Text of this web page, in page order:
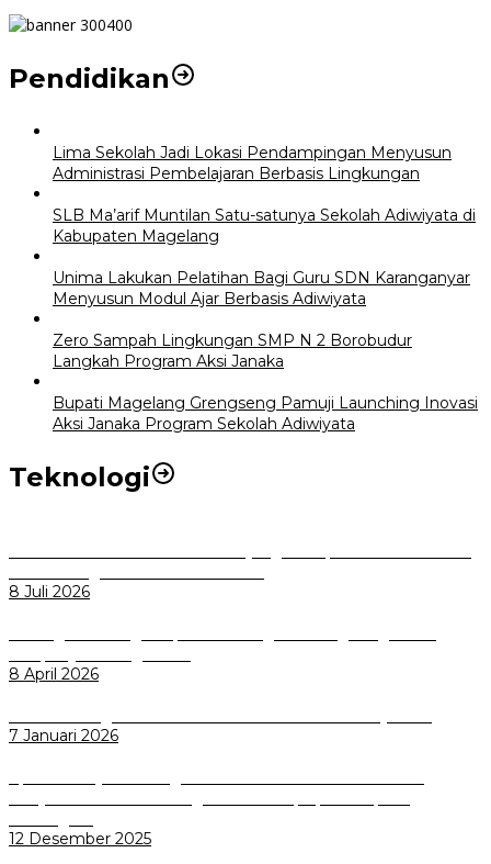
Pendidikan
Lima Sekolah Jadi Lokasi Pendampingan Menyusun
Administrasi Pembelajaran Berbasis Lingkungan
SLB Ma’arif Muntilan Satu-satunya Sekolah Adiwiyata di
Kabupaten Magelang
Unima Lakukan Pelatihan Bagi Guru SDN Karanganyar
Menyusun Modul Ajar Berbasis Adiwiyata
Zero Sampah Lingkungan SMP N 2 Borobudur
Langkah Program Aksi Janaka
Bupati Magelang Grengseng Pamuji Launching Inovasi
Aksi Janaka Program Sekolah Adiwiyata
Teknologi
8 Juli 2026
8 April 2026
7 Januari 2026
12 Desember 2025